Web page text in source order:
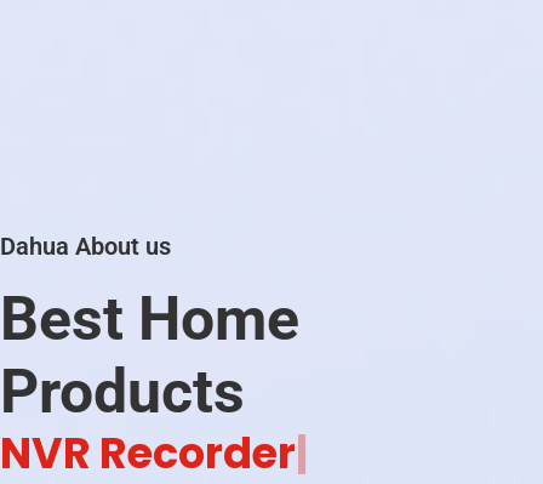
Dahua About us
Best Home
Products
NVR Recorder|